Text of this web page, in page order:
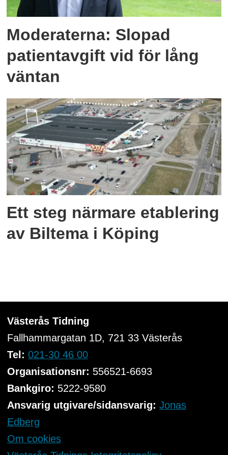
Moderaterna: Slopad
patientavgift vid för lång
väntan
Ett steg närmare etablering
av Biltema i Köping
Västerås Tidning
Fallhammargatan 1D, 721 33Västerås
Tel: 021-30 46 00
Organisationsnr: 556521-6693
Bankgiro: 5222-9580
Ansvarig utgivare/sidansvarig: Jonas
Edberg
Om cookies